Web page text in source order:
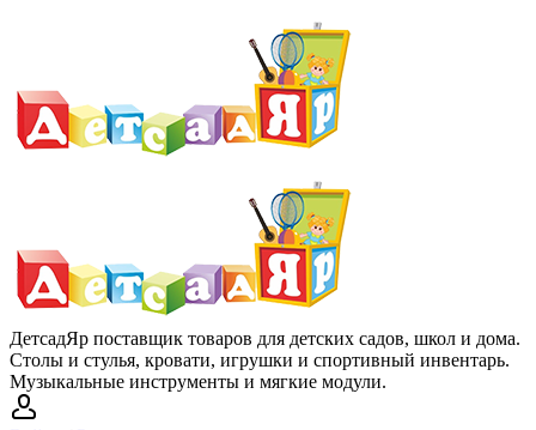
ДетсадЯр поставщик товаров для детских садов, школ и дома.
Столы и стулья, кровати, игрушки и спортивный инвентарь.
Музыкальные инструменты и мягкие модули.